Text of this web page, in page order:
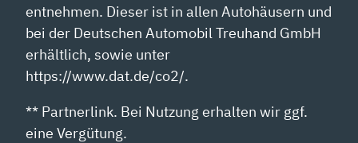
entnehmen. Dieser ist in allen Autohäusern und
bei der Deutschen Automobil Treuhand GmbH
erhältlich, sowie unter
https://www.dat.de/co2/.
** Partnerlink. Bei Nutzung erhalten wir ggf.
eine Vergütung.